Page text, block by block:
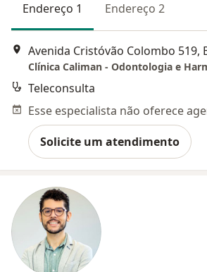
Endereço 1 Endereço 2
Clínica Caliman - Odontologia e
Teleconsulta
Solicite um atendimento